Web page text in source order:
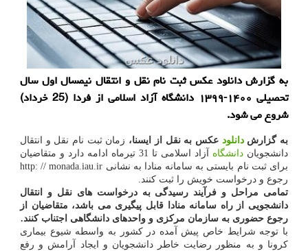
به گزارش دانلود عكس ثبت نام نقل و انتقال نیمسال اول سال
تحصیلی ۱۴۰۰-۱۳۹۹ دانشگاه آزاد اسلامی از فردا (25 خرداد)
شروع می شود.
به گزارشدانلود عکس به نقل از ایسنا، زمان ثبت نام نقل و انتقال
دانشجویان دانشگاه
آزاد اسلامی تا 31 تیرماه ادامه دارد و متقاضیان
برای ثبت نام بایستی به سامانه منادا به نشانی http: // monada.iau.ir
رجوع و درخواست خویش را ثبت کنند.
تمامی مراحل و فرآیند رسیدگی به درخواست های نقل و انتقال
دانشجویی از راه سامانه منادا قابل پیگیری می باشد، متقاضیان از
رجوع حضوری به سازمان مرکزی و واحدهای دانشگاهی اجتناب کنند.
با توجه شرایط خاص پیش آمده در کشور به واسطه شیوع بیماری
کرونا و به منظور رضایت خاطر دانشجویان و ایجاد آرامش و رفع